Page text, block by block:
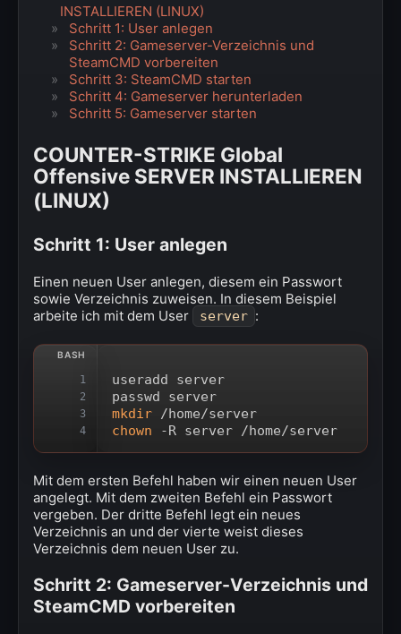
INSTALLIEREN (LINUX)
Schritt 1: User anlegen
Schritt 2: Gameserver-Verzeichnis und
SteamCMD vorbereiten
Schritt 3: SteamCMD starten
Schritt 4: Gameserver herunterladen
Schritt 5: Gameserver starten
COUNTER-STRIKE Global
Offensive SERVER INSTALLIEREN
(LINUX)
Schritt 1: User anlegen
Einen neuen User anlegen, diesem ein Passwort
sowie Verzeichnis zuweisen. In diesem Beispiel
arbeite ich mit dem User
server :
1
2
3
4
useradd server
passwd server
mkdir /home/server
chown -R server /home/server
Mit dem ersten Befehl haben wir einen neuen User
angelegt. Mit dem zweiten Befehl ein Passwort
vergeben. Der dritte Befehl legt ein neues
Verzeichnis an und der vierte weist dieses
Verzeichnis dem neuen User zu.
Schritt 2: Gameserver-Verzeichnis und
SteamCMD vorbereiten